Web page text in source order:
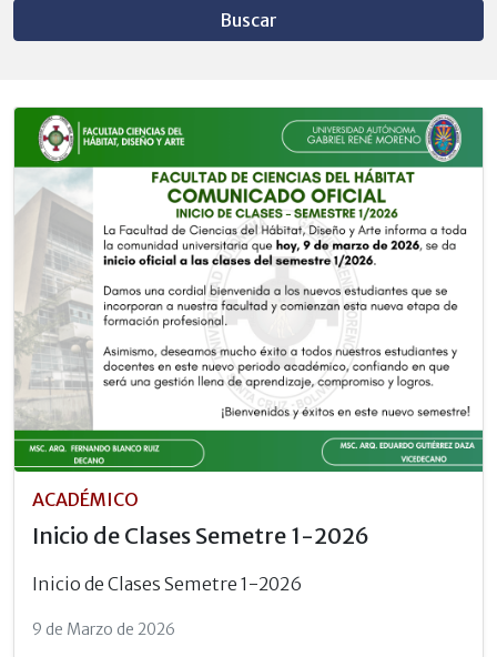
Buscar
ACADÉMICO
Inicio de Clases Semetre 1-2026
Inicio de Clases Semetre 1-2026
9 de Marzo de 2026